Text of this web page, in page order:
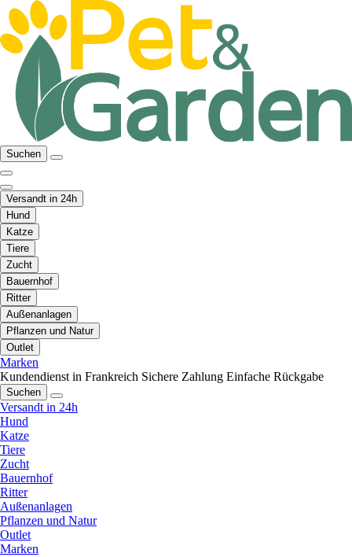
Suchen
Versandt in 24h
Hund
Katze
Tiere
Zucht
Bauernhof
Ritter
Außenanlagen
Pflanzen und Natur
Outlet
Marken
Kundendienst in Frankreich Sichere Zahlung Einfache Rückgabe
Suchen
Versandt in 24h
Hund
Katze
Tiere
Zucht
Bauernhof
Ritter
Außenanlagen
Pflanzen und Natur
Outlet
Marken